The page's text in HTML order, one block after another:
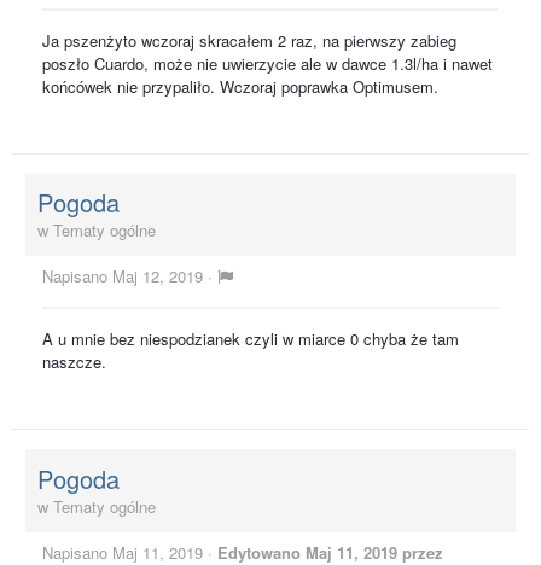
Ja pszenżyto wczoraj skracałem 2 raz, na pierwszy zabieg
poszło Cuardo, może nie uwierzycie ale w dawce 1.3l/ha i nawet
końcówek nie przypaliło. Wczoraj poprawka Optimusem.
Pogoda
w Tematy ogólne
Napisano Maj 12, 2019 ·
A u mnie bez niespodzianek czyli w miarce 0 chyba że tam
naszcze.
Pogoda
w Tematy ogólne
Napisano Maj 11, 2019 · Edytowano Maj 11, 2019 przez